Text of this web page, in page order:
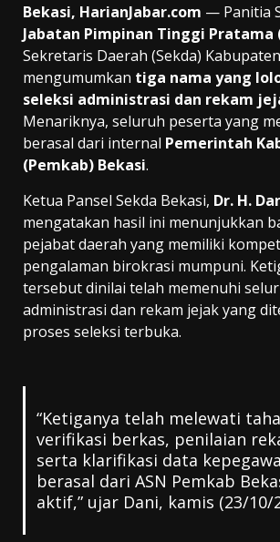
Bekasi, HarianJabar.com — Panitia
Jabatan Pimpinan Tinggi Pratama
Sekretaris Daerah (Sekda)
mengumumkan tiga nama yang
seleksi administrasi dan rekam
Menariknya, seluruh peserta yang
berasal dari internal Pemerintah
(Pemkab) Bekasi.
Ketua Pansel Sekda Bekasi, Dr. H.
mengatakan hasil ini menunjukkan
pejabat daerah yang memiliki
pengalaman birokrasi mumpuni.
tersebut dinilai telah memenuhi
administrasi dan rekam jejak yang
proses seleksi terbuka.
“Ketiganya telah melewati
verifikasi berkas, penilaian
serta klarifikasi data
berasal dari ASN Pemkab
aktif,” ujar Dani, kamis (23/10/